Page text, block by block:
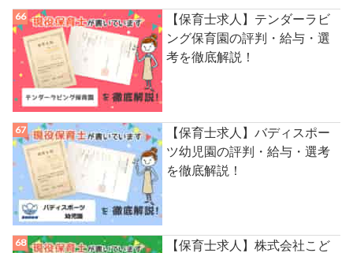
【保育士求人】テンダーラビ
ング保育園の評判・給与・選
考を徹底解説！
【保育士求人】バディスポー
ツ幼児園の評判・給与・選考
を徹底解説！
【保育士求人】株式会社こど